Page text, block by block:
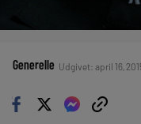
Generelle Udgivet: april 16,